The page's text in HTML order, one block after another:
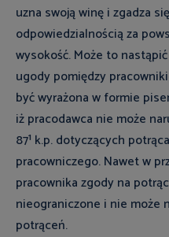
uzna swoją winę i zgadza
odpowiedzialnością za
wysokość. Może to
ugody pomiędzy
być wyrażona w formie
iż pracodawca nie może
87¹ k.p. dotyczących
pracowniczego. Nawet w
pracownika zgody na
nieograniczone i nie może
potrąceń.